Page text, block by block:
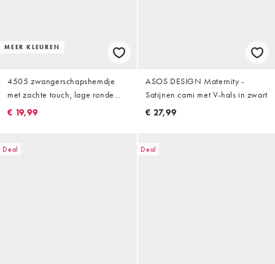
MEER KLEUREN
4505 zwangerschapshemdje
met zachte touch, lage ronde
hals, binnen-bh en verstelbare
€ 19,99
ASOS DESIGN Maternity -
Satijnen cami met V-hals in zwart
€ 27,99
Deal Deal